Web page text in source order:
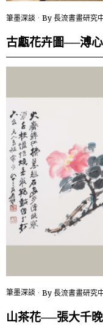
筆墨深談 By 長流書畫研究
古甗花卉圖──溥
筆墨深談 By 長流書畫研究
山茶花──張大千